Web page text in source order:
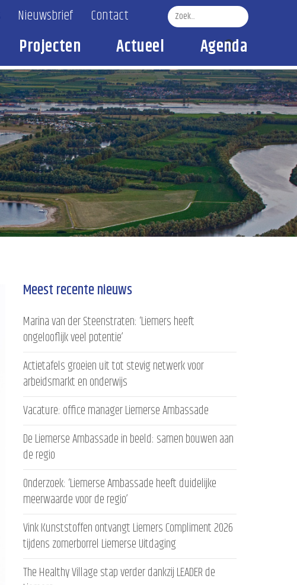
Nieuwsbrief Contact
Zoek
Projecten Actueel Agenda
Meest recente nieuws
Marina van der Steenstraten: ‘Liemers heeft
ongelooflijk veel potentie’
Actietafels groeien uit tot stevig netwerk voor
arbeidsmarkt en onderwijs
Vacature: office manager Liemerse Ambassade
De Liemerse Ambassade in beeld: samen bouwen aan
de regio
Onderzoek: ‘Liemerse Ambassade heeft duidelijke
meerwaarde voor de regio’
Vink Kunststoffen ontvangt Liemers Compliment 2026
tijdens zomerborrel Liemerse Uitdaging
The Healthy Village stap verder dankzij LEADER de